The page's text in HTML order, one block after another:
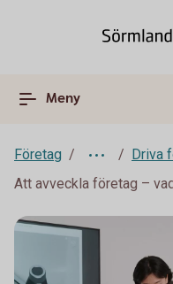
Meny
Företag
Driva
Att avveckla företag –